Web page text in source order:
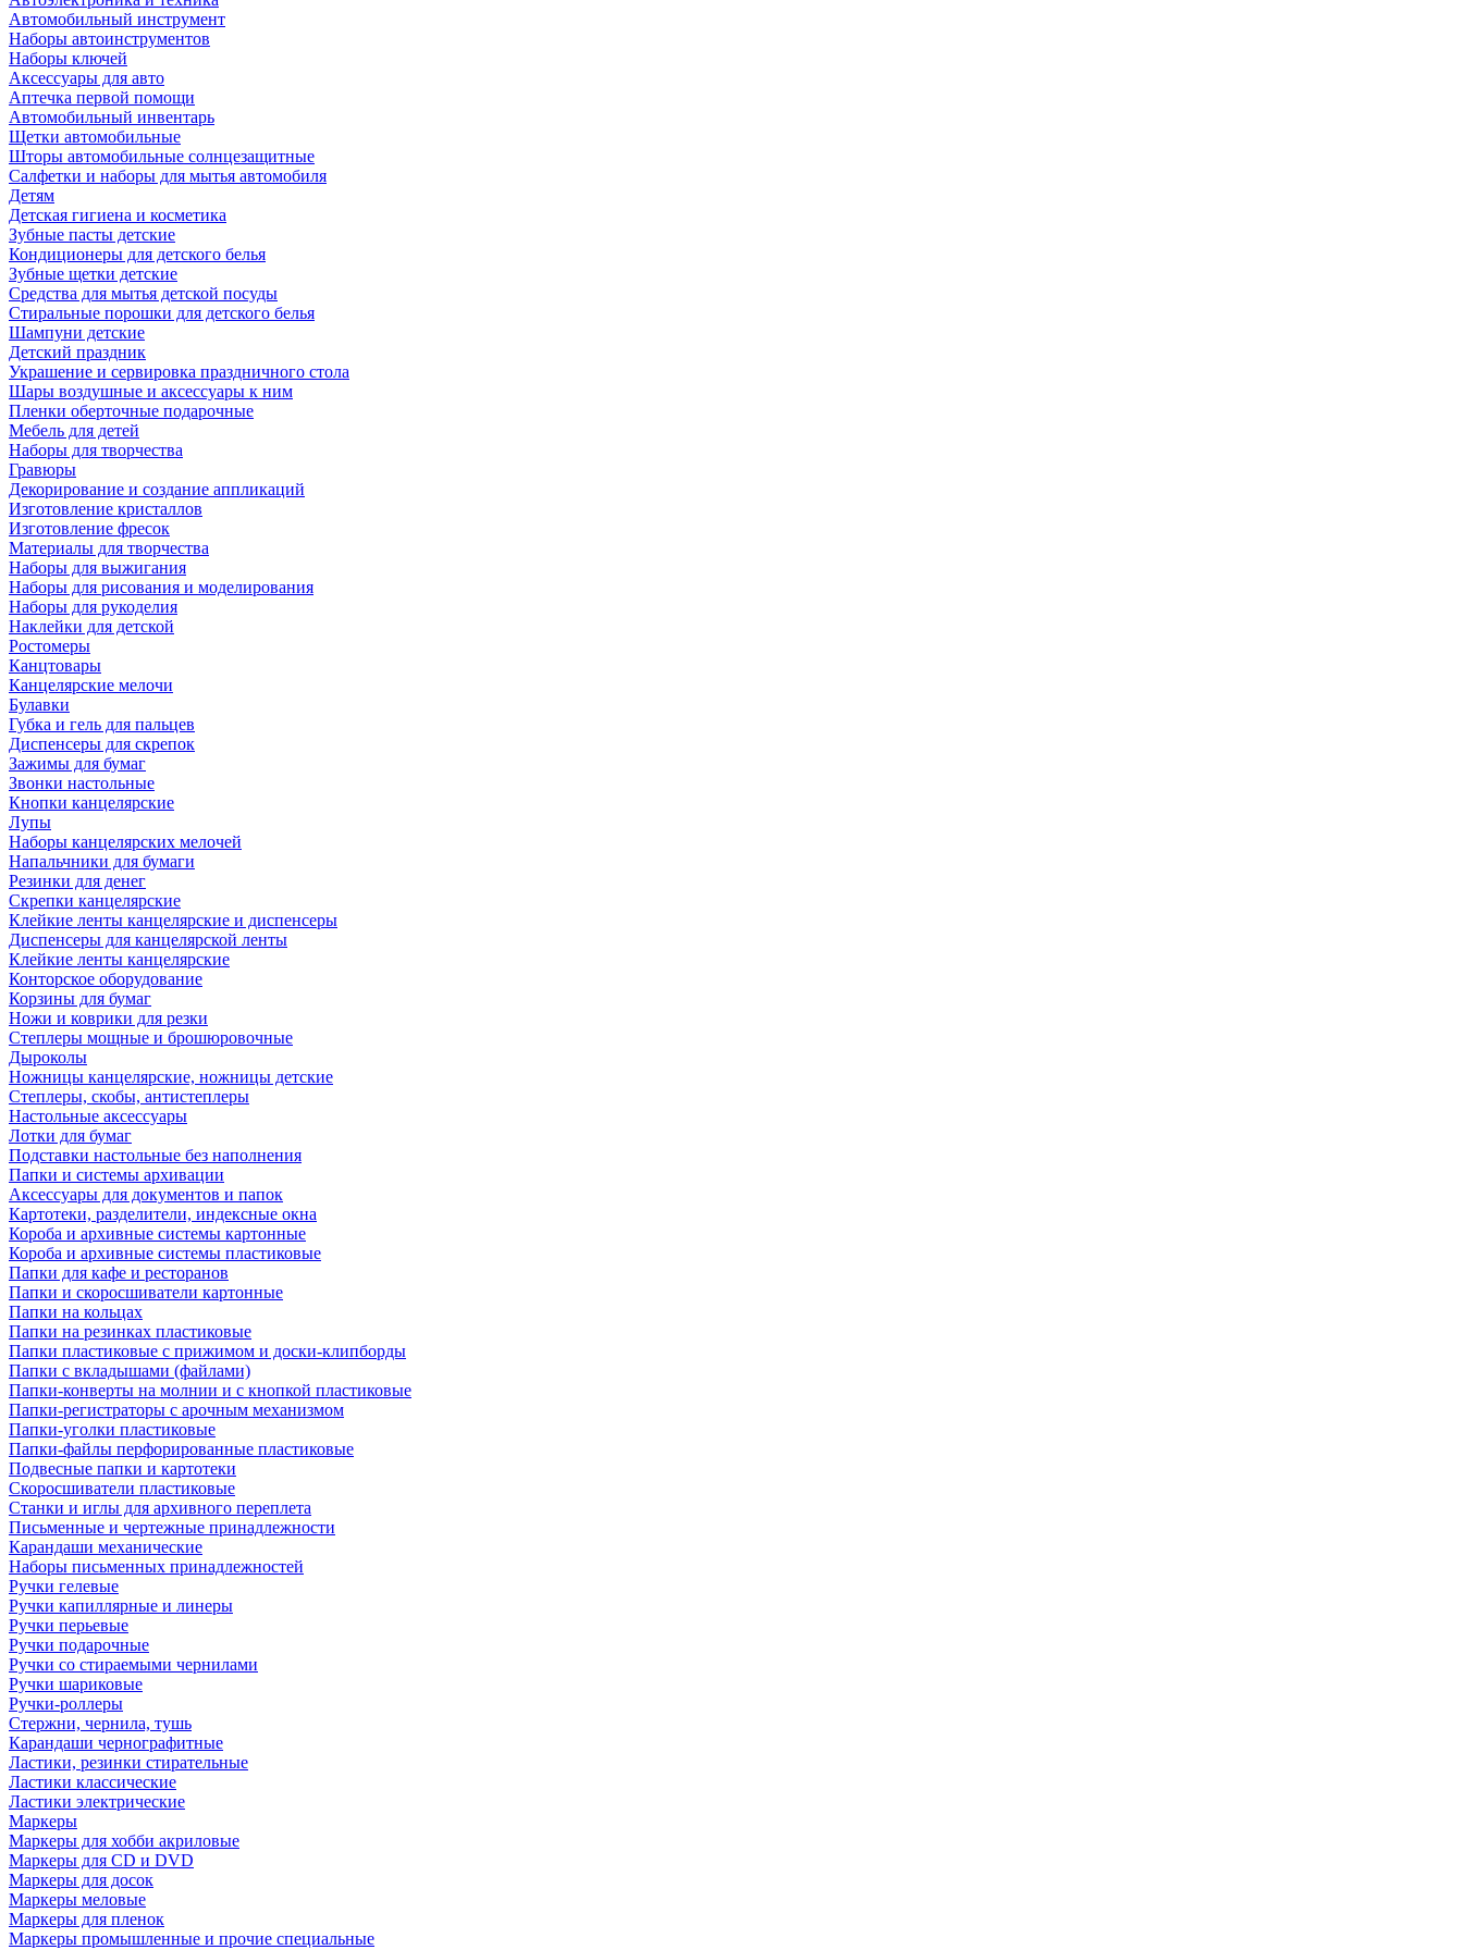
Автомобильный инструмент
Наборы автоинструментов
Наборы ключей
Аксессуары для авто
Аптечка первой помощи
Автомобильный инвентарь
Щетки автомобильные
Шторы автомобильные солнцезащитные
Салфетки и наборы для мытья автомобиля
Детям
Детская гигиена и косметика
Зубные пасты детские
Кондиционеры для детского белья
Зубные щетки детские
Средства для мытья детской посуды
Стиральные порошки для детского белья
Шампуни детские
Детский праздник
Украшение и сервировка праздничного стола
Шары воздушные и аксессуары к ним
Пленки оберточные подарочные
Мебель для детей
Наборы для творчества
Гравюры
Декорирование и создание аппликаций
Изготовление кристаллов
Изготовление фресок
Материалы для творчества
Наборы для выжигания
Наборы для рисования и моделирования
Наборы для рукоделия
Наклейки для детской
Ростомеры
Канцтовары
Канцелярские мелочи
Булавки
Губка и гель для пальцев
Диспенсеры для скрепок
Зажимы для бумаг
Звонки настольные
Кнопки канцелярские
Лупы
Наборы канцелярских мелочей
Напальчники для бумаги
Резинки для денег
Скрепки канцелярские
Клейкие ленты канцелярские и диспенсеры
Диспенсеры для канцелярской ленты
Клейкие ленты канцелярские
Конторское оборудование
Корзины для бумаг
Ножи и коврики для резки
Степлеры мощные и брошюровочные
Дыроколы
Ножницы канцелярские, ножницы детские
Степлеры, скобы, антистеплеры
Настольные аксессуары
Лотки для бумаг
Подставки настольные без наполнения
Папки и системы архивации
Аксессуары для документов и папок
Картотеки, разделители, индексные окна
Короба и архивные системы картонные
Короба и архивные системы пластиковые
Папки для кафе и ресторанов
Папки и скоросшиватели картонные
Папки на кольцах
Папки на резинках пластиковые
Папки пластиковые с прижимом и доски-клипборды
Папки с вкладышами (файлами)
Папки-конверты на молнии и с кнопкой пластиковые
Папки-регистраторы с арочным механизмом
Папки-уголки пластиковые
Папки-файлы перфорированные пластиковые
Подвесные папки и картотеки
Скоросшиватели пластиковые
Станки и иглы для архивного переплета
Письменные и чертежные принадлежности
Карандаши механические
Наборы письменных принадлежностей
Ручки гелевые
Ручки капиллярные и линеры
Ручки перьевые
Ручки подарочные
Ручки со стираемыми чернилами
Ручки шариковые
Ручки-роллеры
Стержни, чернила, тушь
Карандаши чернографитные
Ластики, резинки стирательные
Ластики классические
Ластики электрические
Маркеры
Маркеры для хобби акриловые
Маркеры для CD и DVD
Маркеры для досок
Маркеры меловые
Маркеры для пленок
Маркеры промышленные и прочие специальные